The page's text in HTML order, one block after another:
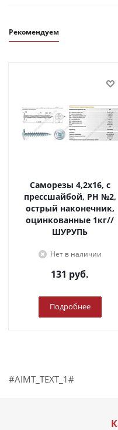
Рекомендуем
Саморезы 4,2х16, с
прессшайбой, PH №2,
острый наконечник,
оцинкованные 1кг//
ШУРУПЬ
Нет в наличии
131 руб.
Подробнее
#AIMT_TEXT_1#